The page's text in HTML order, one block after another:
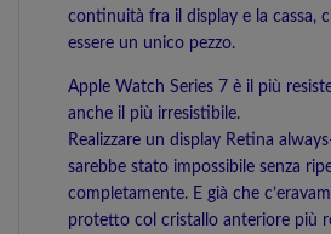
continuità fra il display e la cassa,
essere un unico pezzo.
Apple Watch Series 7 è il più
anche il più irresistibile.
Realizzare un display Retina
sarebbe stato impossibile senza
completamente. E già che
protetto col cristallo anteriore più